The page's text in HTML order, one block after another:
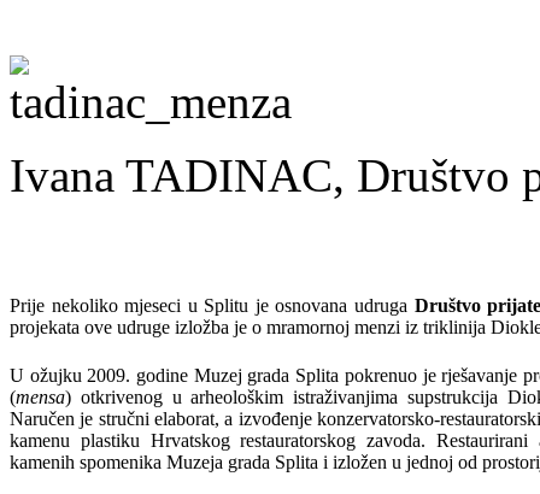
Ivana TADINAC, Društvo
Prije nekoliko mjeseci u Splitu je osnovana udruga Društvo
projekata ove udruge izložba je o mramornoj menzi iz triklinija
U ožujku 2009. godine Muzej grada Splita pokrenuo je rješavanje
(mensa) otkrivenog u arheološkim istraživanjima supstrukcija
Naručen je stručni elaborat, a izvođenje konzervatorsko-
kamenu plastiku Hrvatskog restauratorskog zavoda.
kamenih spomenika Muzeja grada Splita i izložen u jednoj od